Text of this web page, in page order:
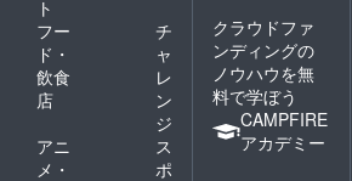
ト
フー
ド・
飲食
店
チ
ャ
レ
ン
ジ
アニ
メ・
ス
ポ
クラウドファ
ンディングの
ノウハウを無
料で学ぼう
CAMPFIRE
アカデミー